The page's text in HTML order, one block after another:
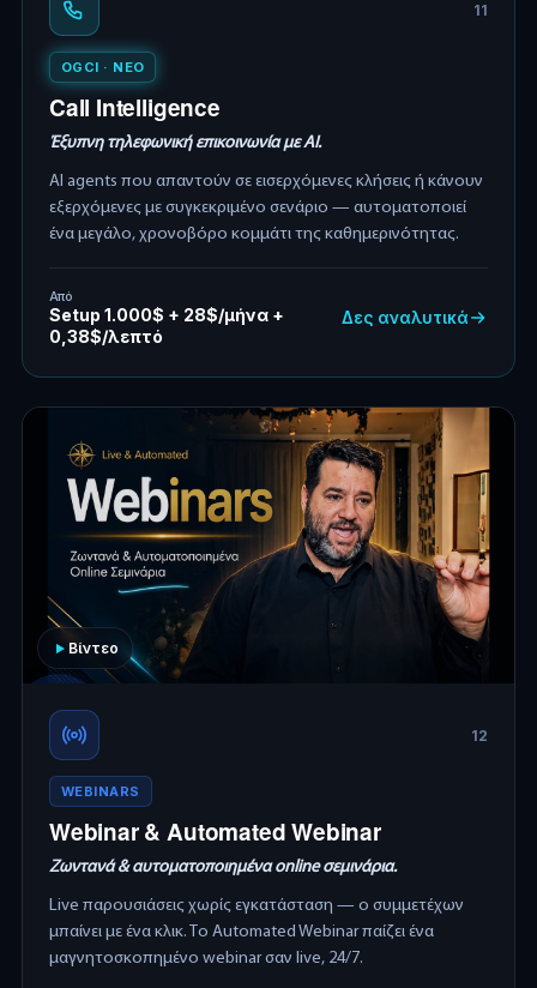
11
OGCI · ΝΕΟ
Call Intelligence
Έξυπνη τηλεφωνική επικοινωνία με AI.
AI agents που απαντούν σε εισερχόμενες κλήσεις ή κάνουν
εξερχόμενες με συγκεκριμένο σενάριο — αυτοματοποιεί
ένα μεγάλο, χρονοβόρο κομμάτι της καθημερινότητας.
Από
Setup 1.000$ + 28$/μήνα +
0,38$/λεπτό
Δες αναλυτικά
Βίντεο
12
WEBINARS
Webinar & Automated Webinar
Ζωντανά & αυτοματοποιημένα online σεμινάρια.
Live παρουσιάσεις χωρίς εγκατάσταση — ο συμμετέχων
μπαίνει με ένα κλικ. Το Automated Webinar παίζει ένα
μαγνητοσκοπημένο webinar σαν live, 24/7.